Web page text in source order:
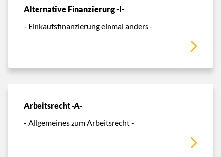
Alternative Finanzierung -I-
- Einkaufsfinanzierung einmal anders -
Arbeitsrecht -A-
- Allgemeines zum Arbeitsrecht -